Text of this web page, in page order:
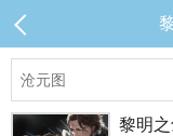
黎明之